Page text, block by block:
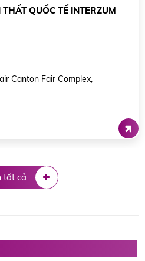
QUỐC TẾ INTERZUM
Cologne, Germany
tất cả